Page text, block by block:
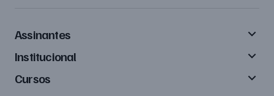
Assinantes
Institucional
Cursos